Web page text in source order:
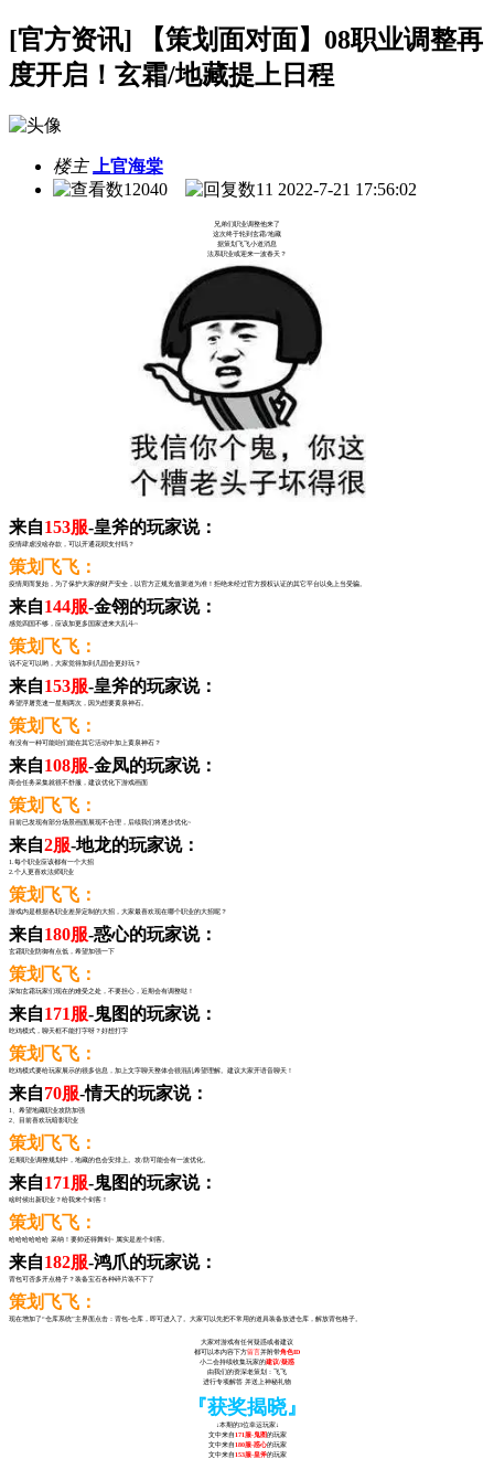
[官方资讯] 【策划面对面】08职业调整再
度开启！玄霜/地藏提上日程
楼主
上官海棠
12040
11 2022-7-21 17:56:02
兄弟们职业调整他来了
这次终于轮到玄霜/地藏
据策划飞飞小道消息
法系职业或迎来一波春天？
来自153服-皇斧的玩家说：
疫情肆虐没啥存款，可以开通花呗支付吗？
策划飞飞：
疫情周而复始，为了保护大家的财产安全，以官方正规充值渠道为准！拒绝未经过官方授权认证的其它平台以免上当受骗。
来自144服-金翎的玩家说：
感觉四国不够，应该加更多国家进来大乱斗~
策划飞飞：
说不定可以哟，大家觉得加到几国会更好玩？
来自153服-皇斧的玩家说：
希望浮屠竞速一星期两次，因为想要黄泉神石。
策划飞飞：
有没有一种可能咱们能在其它活动中加上黄泉神石？
来自108服-金凤的玩家说：
商会任务采集就很不舒服，建议优化下游戏画面
策划飞飞：
目前已发现有部分场景画面展现不合理，后续我们将逐步优化~
来自2服-地龙的玩家说：
1.每个职业应该都有一个大招
2.个人更喜欢法师职业
策划飞飞：
游戏内是根据各职业差异定制的大招，大家最喜欢现在哪个职业的大招呢？
来自180服-惑心的玩家说：
玄霜职业防御有点低，希望加强一下
策划飞飞：
深知玄霜玩家们现在的难受之处，不要担心，近期会有调整哒！
来自171服-鬼图的玩家说：
吃鸡模式，聊天框不能打字呀？好想打字
策划飞飞：
吃鸡模式要给玩家展示的很多信息，加上文字聊天整体会很混乱希望理解。建议大家开语音聊天！
来自70服-情天的玩家说：
1、希望地藏职业攻防加强
2、目前喜欢玩暗影职业
策划飞飞：
近期职业调整规划中，地藏的也会安排上。攻/防可能会有一波优化。
来自171服-鬼图的玩家说：
啥时候出新职业？给我来个剑客！
策划飞飞：
哈哈哈哈哈哈 采纳！要帅还得舞剑~ 属实是差个剑客。
来自182服-鸿爪的玩家说：
背包可否多开点格子？装备宝石各种碎片装不下了
策划飞飞：
现在增加了“仓库系统”主界面点击：背包-仓库，即可进入了。大家可以先把不常用的道具装备放进仓库，解放背包格子。
大家对游戏有任何疑惑或者建议
都可以本内容下方留言并附带角色ID
小二会持续收集玩家的建议/疑惑
由我们的资深老策划：飞飞
进行专项解答 并送上神秘礼物
『获奖揭晓』
↓本期的3位幸运玩家↓
文中来自171服-鬼图的玩家
文中来自180服-惑心的玩家
文中来自153服-皇斧的玩家